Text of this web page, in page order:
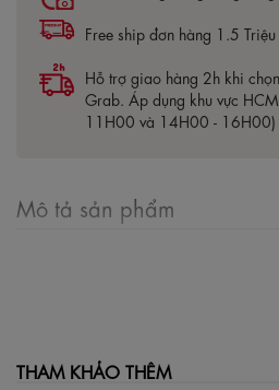
Free ship đơn hàng 1.5 Triệu
Hỗ trợ giao hàng 2h khi
Grab. Áp dụng khu vực
11H00 và 14H00 - 16H00)
Mô tả sản phẩm
THAM KHẢO THÊM